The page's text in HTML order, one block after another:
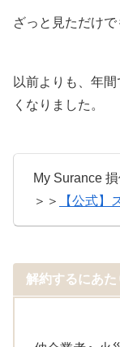
ざっと見ただけ
以前よりも、年
くなりました。
My Surance
＞＞
【公式】
解約するにあた